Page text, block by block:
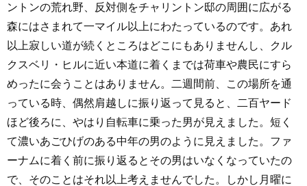
ントンの荒れ野、反対側をチャリントン邸の周囲に広がる
森にはさまれて一マイル以上にわたっているのです。あれ
以上寂しい道が続くところはどこにもありませんし、クル
クスベリ・ヒルに近い本道に着くまでは荷車や農民にすら
めったに会うことはありません。二週間前、この場所を通
っている時、偶然肩越しに振り返って見ると、二百ヤード
ほど後ろに、やはり自転車に乗った男が見えました。短く
て濃いあごひげのある中年の男のように見えました。ファ
ーナムに着く前に振り返るとその男はいなくなっていたの
で、そのことはそれ以上考えませんでした。しかし月曜に